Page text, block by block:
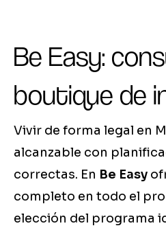
Be Easy:
boutique de
Vivir de forma legal en
alcanzable con
correctas. En Be Easy
completo en todo el
elección del programa